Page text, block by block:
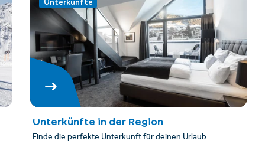
Unterkünfte
Unterkünfte in der Region
Finde die perfekte Unterkunft für deinen Urlaub.